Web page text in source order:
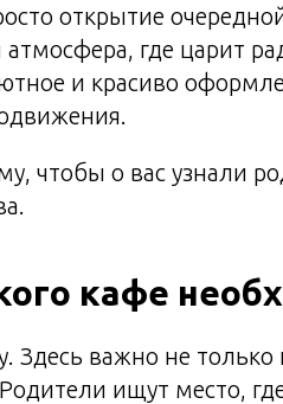
открытие
где царит
и красиво
чтобы о вас узнали
кафе
важно не только
ищут место,